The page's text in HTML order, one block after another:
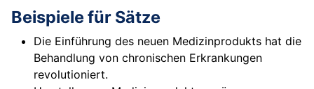
Beispiele für Sätze
Die Einführung des neuen Medizinprodukts hat die
Behandlung von chronischen Erkrankungen
revolutioniert.